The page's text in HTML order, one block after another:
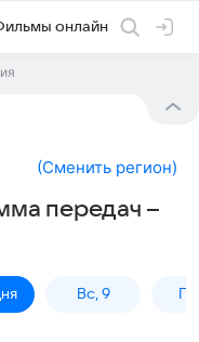
онлайн
(Сменить регион)
передач –
Вс, 9